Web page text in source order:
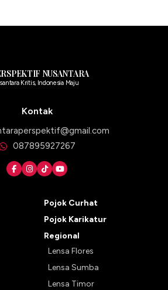
NUSANTARA
Kritis, Indonesia Maju
Kontak
087895927267
Pojok Curhat
Pojok Karikatur
Regional
Lensa Flores
Lensa Sumba
Lensa Timor